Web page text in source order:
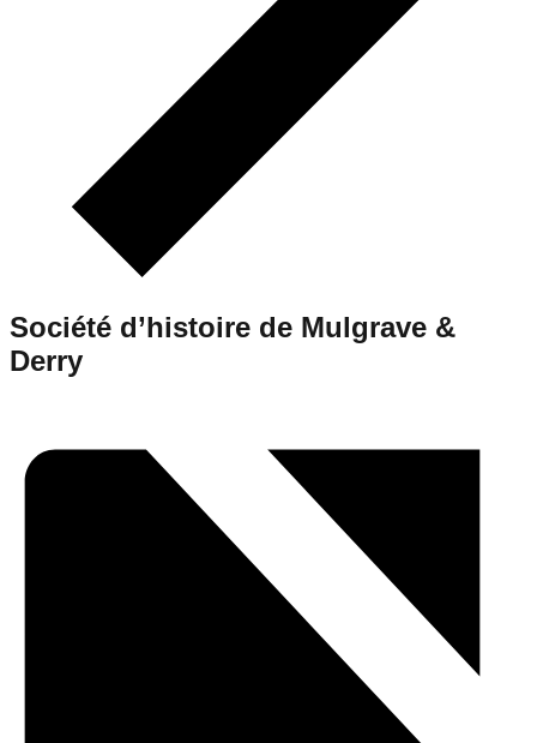
Société d’histoire de Mulgrave &
Derry